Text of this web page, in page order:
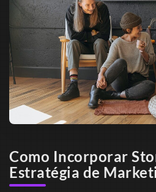
Como Incorporar
Estratégia de